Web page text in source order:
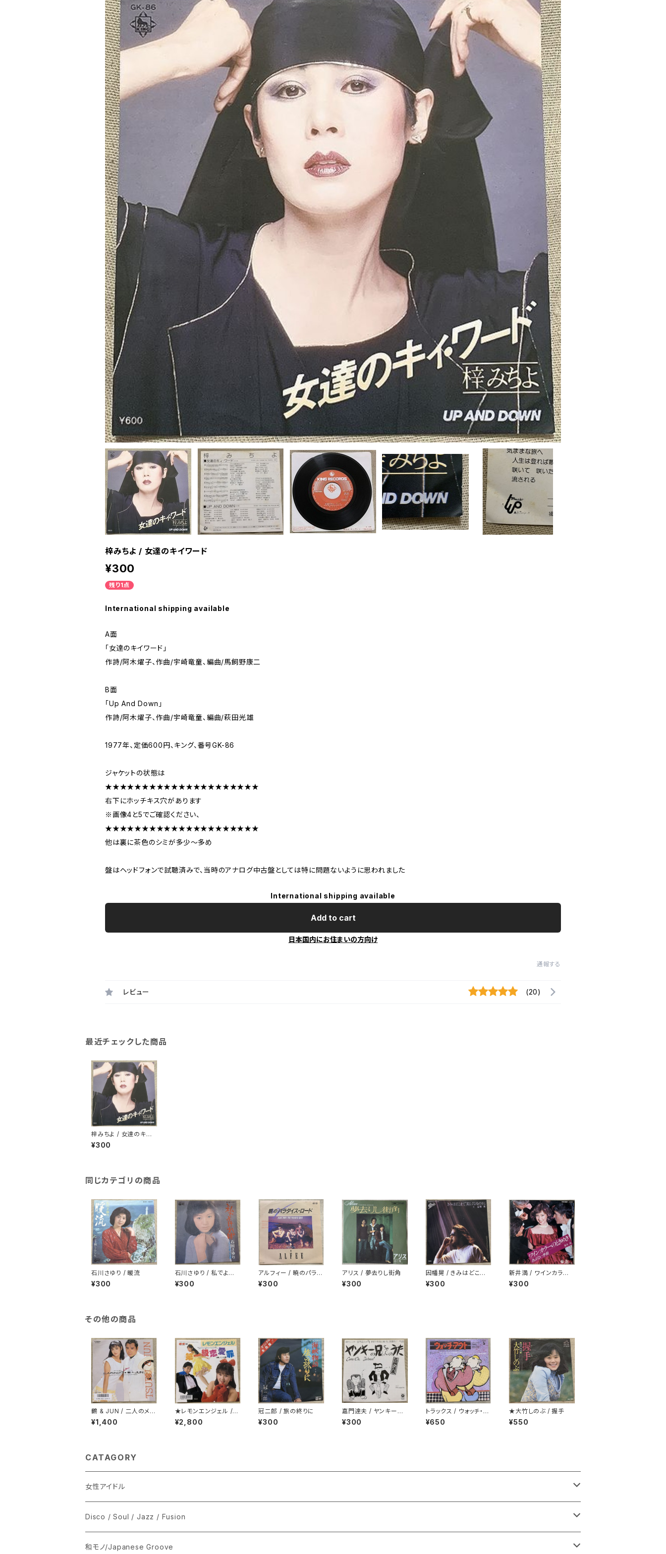
梓みちよ / 女達のキイワード
¥300
残り1点
International shipping available
A面
「女達のキイワード」
作詩/阿木燿子、作曲/宇崎竜童、編曲/馬飼野康二
B面
「Up And Down」
作詩/阿木燿子、作曲/宇崎竜童、編曲/萩田光雄
1977年、定価600円、キング、番号GK-86
ジャケットの状態は
★★★★★★★★★★★★★★★★★★★★★
右下にホッチキス穴があります
※画像4と5でご確認ください、
★★★★★★★★★★★★★★★★★★★★★
他は裏に茶色のシミが多少～多め
盤はヘッドフォンで試聴済みで、当時のアナログ中古盤としては特に問題ないように思われました
International shipping available
Add to cart
日本国内にお住まいの方向け
通報する
レビュー (20)
最近チェックした商品
梓みちよ / 女達のキイ
ワード
¥300
同じカテゴリの商品
石川さゆり / 暖流
¥300
石川さゆり / 私でよけ
れば
¥300
アルフィー / 暁のパラダ
イス・ロード
¥300
アリス / 夢去りし街角
¥300
因幡晃 / きみはどこま
で美しくなるのか
¥300
新井満 / ワインカラー
のときめき
¥300
その他の商品
鶴 & JUN / 二人のメラ
メラ
¥1,400
★レモンエンジェル /
第一級恋愛罪
¥2,800
冠二郎 / 旅の終りに
¥300
嘉門達夫 / ヤンキーの
兄ちゃんのうた
¥300
トラックス / ウォッチ・ア
ウト
¥650
★大竹しのぶ / 握手
¥550
CATAGORY
女性アイドル
シングル盤
あ行
LP
Disco / Soul / Jazz / Fusion
シングル盤
和モノ/Japanese Groove